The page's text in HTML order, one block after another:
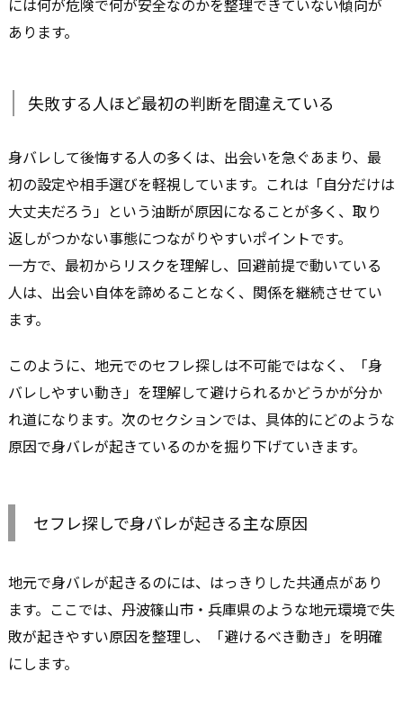
には何が危険で何が安全なのかを整理できていない傾向が
あります。
失敗する人ほど最初の判断を間違えている
身バレして後悔する人の多くは、出会いを急ぐあまり、最
初の設定や相手選びを軽視しています。これは「自分だけは
大丈夫だろう」という油断が原因になることが多く、取り
返しがつかない事態につながりやすいポイントです。
一方で、最初からリスクを理解し、回避前提で動いている
人は、出会い自体を諦めることなく、関係を継続させてい
ます。
このように、地元でのセフレ探しは不可能ではなく、「身
バレしやすい動き」を理解して避けられるかどうかが分か
れ道になります。次のセクションでは、具体的にどのような
原因で身バレが起きているのかを掘り下げていきます。
セフレ探しで身バレが起きる主な原因
地元で身バレが起きるのには、はっきりした共通点があり
ます。ここでは、丹波篠山市・兵庫県のような地元環境で失
敗が起きやすい原因を整理し、「避けるべき動き」を明確
にします。